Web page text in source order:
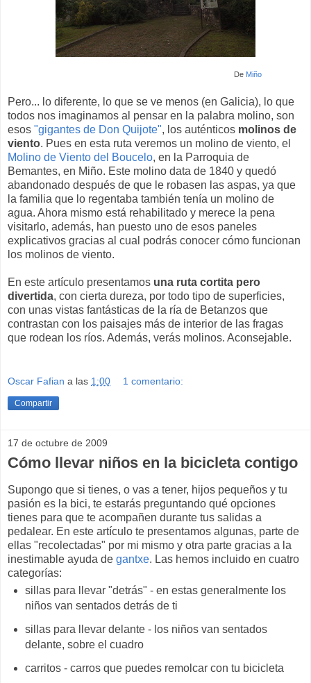
De Miño
Pero... lo diferente, lo que se ve menos (en Galicia), lo que
todos nos imaginamos al pensar en la palabra molino, son
esos "gigantes de Don Quijote", los auténticos molinos de
viento. Pues en esta ruta veremos un molino de viento, el
Molino de Viento del Boucelo, en la Parroquia de
Bemantes, en Miño. Este molino data de 1840 y quedó
abandonado después de que le robasen las aspas, ya que
la familia que lo regentaba también tenía un molino de
agua. Ahora mismo está rehabilitado y merece la pena
visitarlo, además, han puesto uno de esos paneles
explicativos gracias al cual podrás conocer cómo funcionan
los molinos de viento.
En este artículo presentamos una ruta cortita pero
divertida, con cierta dureza, por todo tipo de superficies,
con unas vistas fantásticas de la ría de Betanzos que
contrastan con los paisajes más de interior de las fragas
que rodean los ríos. Además, verás molinos. Aconsejable.
Oscar Fafian a las 1:00 1 comentario:
Compartir
17 de octubre de 2009
Cómo llevar niños en la bicicleta contigo
Supongo que si tienes, o vas a tener, hijos pequeños y tu
pasión es la bici, te estarás preguntando qué opciones
tienes para que te acompañen durante tus salidas a
pedalear. En este artículo te presentamos algunas, parte de
ellas "recolectadas" por mi mismo y otra parte gracias a la
inestimable ayuda de gantxe. Las hemos incluido en cuatro
categorías:
sillas para llevar "detrás" - en estas generalmente los
niños van sentados detrás de ti
sillas para llevar delante - los niños van sentados
delante, sobre el cuadro
carritos - carros que puedes remolcar con tu bicicleta